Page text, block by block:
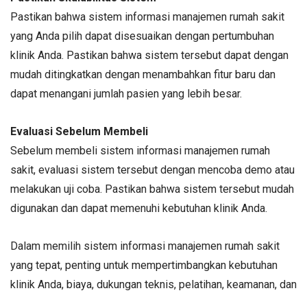
Pastikan bahwa sistem informasi manajemen rumah sakit
yang Anda pilih dapat disesuaikan dengan pertumbuhan
klinik Anda. Pastikan bahwa sistem tersebut dapat dengan
mudah ditingkatkan dengan menambahkan fitur baru dan
dapat menangani jumlah pasien yang lebih besar.
Evaluasi Sebelum Membeli
Sebelum membeli sistem informasi manajemen rumah
sakit, evaluasi sistem tersebut dengan mencoba demo atau
melakukan uji coba. Pastikan bahwa sistem tersebut mudah
digunakan dan dapat memenuhi kebutuhan klinik Anda.
Dalam memilih sistem informasi manajemen rumah sakit
yang tepat, penting untuk mempertimbangkan kebutuhan
klinik Anda, biaya, dukungan teknis, pelatihan, keamanan, dan